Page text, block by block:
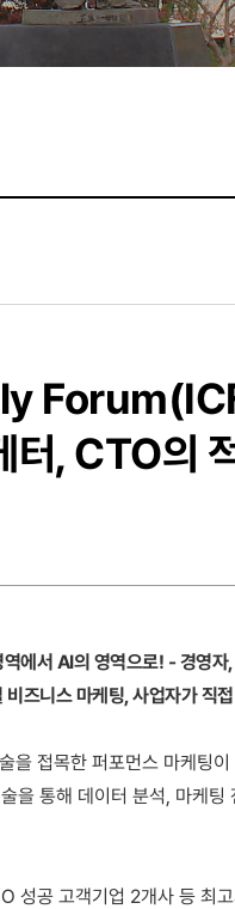
터, CTO의
에서 AI의 영역으로! -경영자
비즈니스 마케팅, 사업자가 직
을 접목한 퍼포먼스 마케
을 통해 데이터 분석, 마케
공 고객기업 2개사 등 최